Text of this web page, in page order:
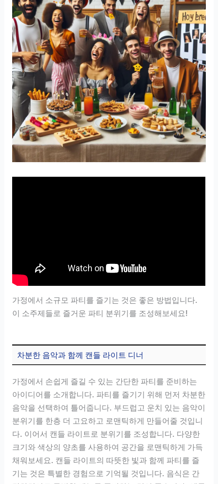
가정에서 소규모 파티를 즐기는 것은 좋은 방법입니다.
이 소주제들로 즐거운 파티 분위기를 조성해보세요!
차분한 음악과 함께 캔들 라이트 디너
가정에서 손쉽게 즐길 수 있는 간단한 파티를 준비하는
아이디어를 소개합니다. 파티를 즐기기 위해 먼저 차분한
음악을 선택하여 틀어줍니다. 부드럽고 운치 있는 음악이
분위기를 한층 더 고요하고 로맨틱하게 만들어줄 것입니
다. 이어서 캔들 라이트로 분위기를 조성합니다. 다양한
크기와 색상의 양초를 사용하여 공간을 로맨틱하게 가득
채워보세요. 캔들 라이트의 따뜻한 빛과 함께 파티를 즐
기는 것은 특별한 경험으로 기억될 것입니다. 음식은 간